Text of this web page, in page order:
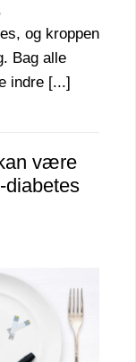
og kroppen
Bag alle
indre [...]
være
diabetes